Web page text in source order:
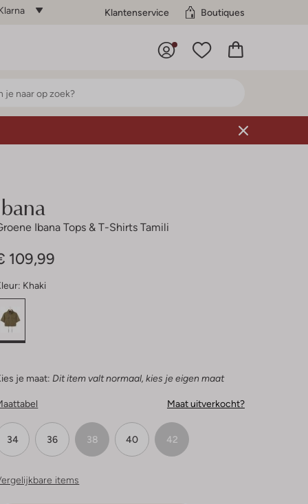
Klantenservice Boutiques
Ibana Tops & T-Shirts Tamili
109,99
Khaki
je maat: Dit item valt normaal, kies je eigen maat
Maat uitverkocht?
34 36 38 40 42
items